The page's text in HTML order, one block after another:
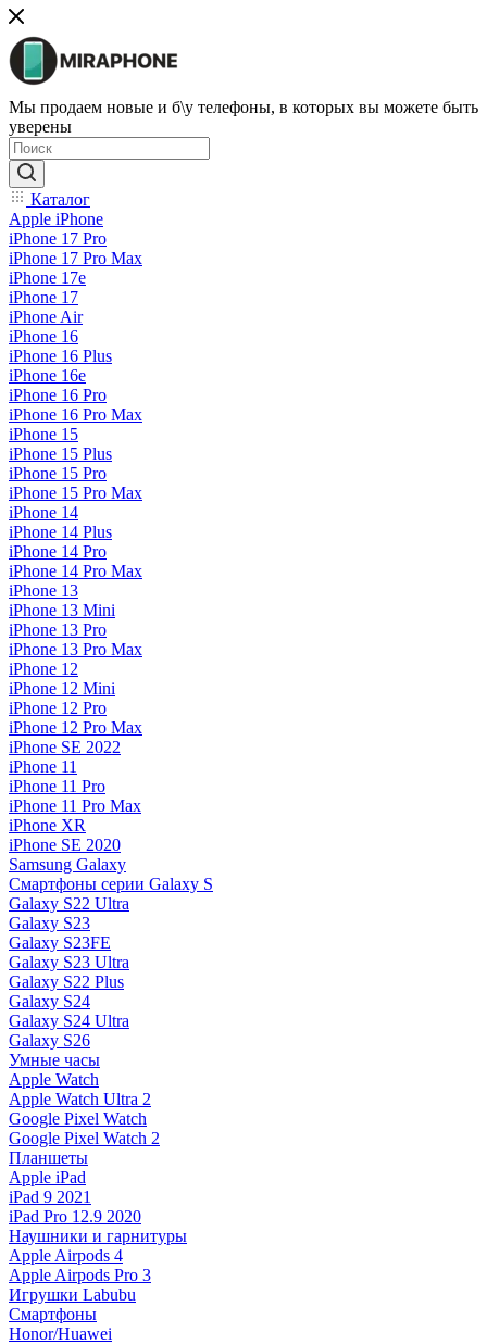
Мы продаем новые и б\у телефоны, в которых вы можете быть
уверены
Каталог
Apple iPhone
iPhone 17 Pro
iPhone 17 Pro Max
iPhone 17e
iPhone 17
iPhone Air
iPhone 16
iPhone 16 Plus
iPhone 16e
iPhone 16 Pro
iPhone 16 Pro Max
iPhone 15
iPhone 15 Plus
iPhone 15 Pro
iPhone 15 Pro Max
iPhone 14
iPhone 14 Plus
iPhone 14 Pro
iPhone 14 Pro Max
iPhone 13
iPhone 13 Mini
iPhone 13 Pro
iPhone 13 Pro Max
iPhone 12
iPhone 12 Mini
iPhone 12 Pro
iPhone 12 Pro Max
iPhone SE 2022
iPhone 11
iPhone 11 Pro
iPhone 11 Pro Max
iPhone XR
iPhone SE 2020
Samsung Galaxy
Смартфоны серии Galaxy S
Galaxy S22 Ultra
Galaxy S23
Galaxy S23FE
Galaxy S23 Ultra
Galaxy S22 Plus
Galaxy S24
Galaxy S24 Ultra
Galaxy S26
Умные часы
Apple Watch
Apple Watch Ultra 2
Google Pixel Watch
Google Pixel Watch 2
Планшеты
Apple iPad
iPad 9 2021
iPad Pro 12.9 2020
Наушники и гарнитуры
Apple Airpods 4
Apple Airpods Pro 3
Игрушки Labubu
Смартфоны
Honor/Huawei